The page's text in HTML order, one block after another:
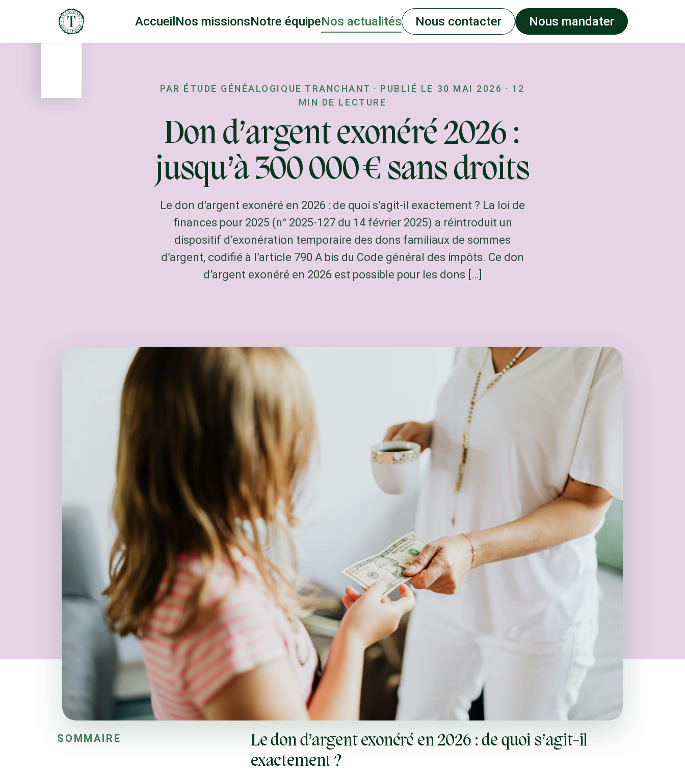
Accueil Nos missionsNotre équipeNos actualités Nous contacter Nous mandater
PAR ÉTUDE GÉNÉALOGIQUE TRANCHANT · PUBLIÉ LE 30 MAI 2026 · 12
MIN DE LECTURE
Don d’argent exonéré 2026 :
jusqu’à 300 000 € sans droits
Le don d’argent exonéré en 2026 : de quoi s’agit-il exactement ? La loi de
finances pour 2025 (n° 2025-127 du 14 février 2025) a réintroduit un
dispositif d’exonération temporaire des dons familiaux de sommes
d’argent, codifié à l’article 790 A bis du Code général des impôts. Ce don
d’argent exonéré en 2026 est possible pour les dons […]
SOMMAIRE
Le don d’argent exonéré en 2026 : de quoi s’agit-il
exactement ?